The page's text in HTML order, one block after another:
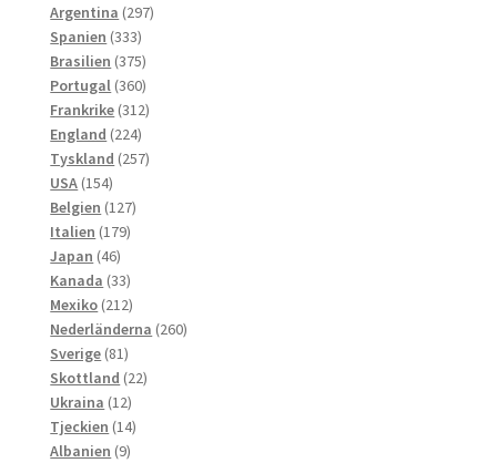
produkter
Argentina 297297
Spanien 333333
produkter
Brasilien 375375
produkter
Portugal 360360
produkter
Frankrike 312312
England 224224
produkter
Tyskland 257257
USA 154154
produkter
Belgien 127127
Italien 179179
Japan 4646
produkter
Kanada 3333
produkter
Mexiko 212212
produkter
Nederländerna 260260
Sverige 8181
produkter
Skottland 2222
Ukraina 1212
produkter
Tjeckien 1414
Albanien 99